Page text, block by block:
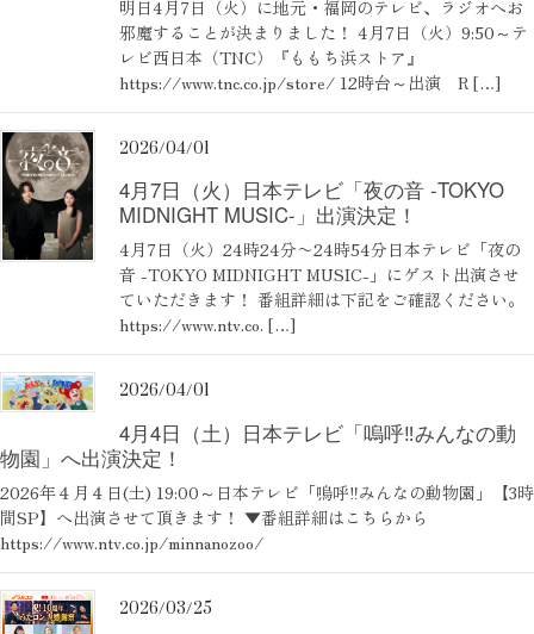
明日4月7日（火）に地元・福岡のテレビ、ラジオへお
邪魔することが決まりました！ 4月7日（火）9:50～テ
レビ西日本（TNC）『ももち浜ストア』
https://www.tnc.co.jp/store/ 12時台～出演 R […]
2026/04/01
4月7日（火）日本テレビ「夜の音 -TOKYO
MIDNIGHT MUSIC-」出演決定！
4月7日（火）24時24分〜24時54分日本テレビ「夜の
音 -TOKYO MIDNIGHT MUSIC-」にゲスト出演させ
ていただきます！ 番組詳細は下記をご確認ください。
https://www.ntv.co. […]
2026/04/01
4月4日（土）日本テレビ「嗚呼‼みんなの動
物園」へ出演決定！
2026年４月４日(土) 19:00～日本テレビ「嗚呼‼みんなの動物園」【3時
間SP】へ出演させて頂きます！ ▼番組詳細はこちらから
https://www.ntv.co.jp/minnanozoo/
2026/03/25